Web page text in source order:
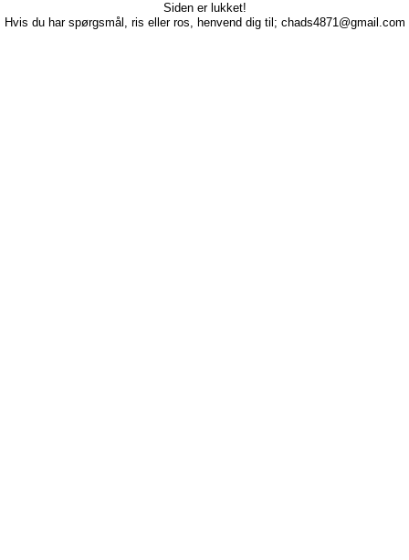
Siden er lukket!
Hvis du har spørgsmål, ris eller ros, henvend dig til; chads4871@gmail.com